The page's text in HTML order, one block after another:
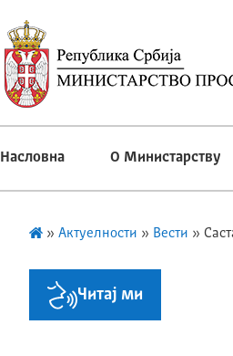
Насловна О Министарству
» Актуелности » Вести »
Читај ми